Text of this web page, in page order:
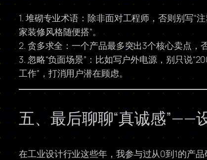
1. 堆砌专业术语：除非面对工程师，否则别写“
家装修风格随便搭”。
2. 贪多求全：一个产品最多突出3个核心卖点，
3. 忽略“负面场景”：比如写户外电源，别只说
工作”，打消用户潜在顾虑。
五、最后聊聊“真诚感”——
在工业设计行业这些年，我参与过从0到1的产